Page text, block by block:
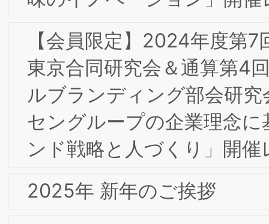
グの融合 ～大手食品メーカー、大手ア
レルの事例から」開催レポート
10/6(金)17-19時 第４回東京/大阪合同部
会研究会「ダイレクトマーケティング
2023-レスポンスとブランディングの
合」
9/8(金)9/9(土)2023年度東阪合同夏季合
【会員限定】2023年2月第8回東京/大阪